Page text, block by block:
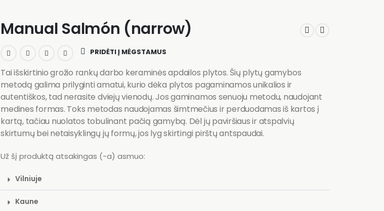
Manual Salmón (narrow)
PRIDĖTI Į MĖGSTAMUS
Tai išskirtinio grožio rankų darbo keraminės apdailos plytos. Šių plytų gamybos
metodą galima prilyginti amatui, kurio dėka plytos pagaminamos unikalios ir
autentiškos, tad nerasite dviejų vienodų. Jos gaminamos senuoju metodu, naudojant
medines formas. Toks metodas naudojamas šimtmečius ir perduodamas iš kartos į
kartą, tačiau nuolatos tobulinant pačią gamybą. Dėl jų paviršiaus ir atspalvių
skirtumų bei netaisyklingų jų formų, jos lyg skirtingi pirštų antspaudai.
Už šį produktą atsakingas (-a) asmuo:
Vilniuje
Kaune